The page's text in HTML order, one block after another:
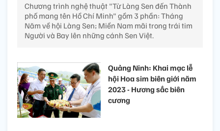
Chương trình nghệ thuật "Từ Làng Sen đến Thành
phố mang tên Hồ Chí Minh" gồm 3 phần: Tháng
Năm về hội Làng Sen; Miền Nam mãi trong trái tim
Người và Bay lên những cánh Sen Việt.
Quảng Ninh: Khai mạc lễ
hội Hoa sim biên giới năm
2023 - Hương sắc biên
cương